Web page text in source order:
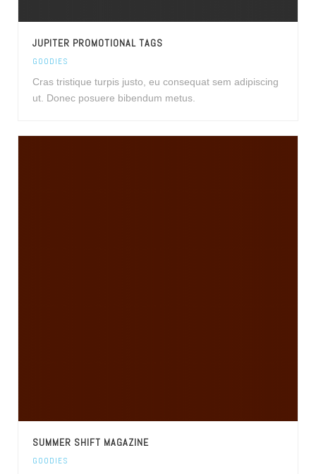
JUPITER PROMOTIONAL TAGS
GOODIES
Cras tristique turpis justo, eu consequat sem adipiscing
ut. Donec posuere bibendum metus.
SUMMER SHIFT MAGAZINE
GOODIES